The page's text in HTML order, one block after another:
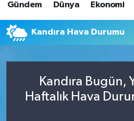
Gündem Dünya Ekonomi
Kandıra Hava Durumu
Kandıra Bugün,
Haftalık Hava
Trafik Durumu
Süper Lig Puan Durumu ve
Son Dakika Haberleri